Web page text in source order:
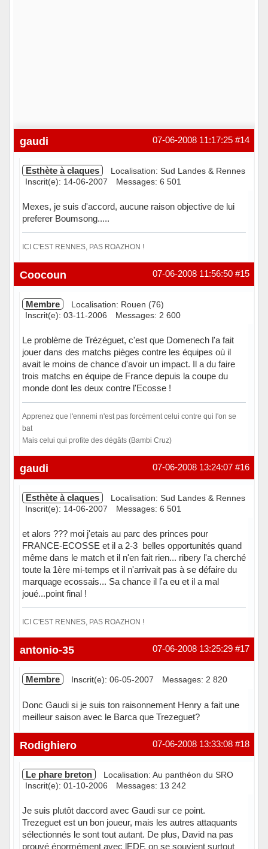
#14
07-06-2008 11:17:25
gaudi
Esthète à claques
Localisation: Sud Landes & Rennes
Inscrit(e): 14-06-2007
Messages: 6 501
Mexes, je suis d'accord, aucune raison objective de lui
preferer Boumsong.....
ICI C'EST RENNES, PAS ROAZHON !
Hors ligne #15
07-06-2008 11:56:50
Coocoun
Membre
Localisation: Rouen (76)
Inscrit(e): 03-11-2006
Messages: 2 600
Le problème de Trézéguet, c'est que Domenech l'a fait
jouer dans des matchs pièges contre les équipes où il
avait le moins de chance d'avoir un impact. Il a du faire
trois matchs en équipe de France depuis la coupe du
monde dont les deux contre l'Ecosse !
Apprenez que l'ennemi n'est pas forcément celui contre qui l'on se
bat
Mais celui qui profite des dégâts (Bambi Cruz)
Hors ligne #16
07-06-2008 13:24:07
gaudi
Esthète à claques
Localisation: Sud Landes & Rennes
Inscrit(e): 14-06-2007
Messages: 6 501
et alors ??? moi j'etais au parc des princes pour
FRANCE-ECOSSE et il a 2-3 belles opportunités quand
même dans le match et il n'en fait rien... ribery l'a cherché
toute la 1ère mi-temps et il n'arrivait pas à se défaire du
marquage ecossais... Sa chance il l'a eu et il a mal
joué...point final !
ICI C'EST RENNES, PAS ROAZHON !
Hors ligne #17
07-06-2008 13:25:29
antonio-35
Membre Inscrit(e): 06-05-2007 Messages: 2 820
Donc Gaudi si je suis ton raisonnement Henry a fait une
meilleur saison avec le Barca que Trezeguet?
Hors ligne #18
07-06-2008 13:33:08
Rodighiero
Le phare breton
Localisation: Au panthéon du SRO
Inscrit(e): 01-10-2006
Messages: 13 242
Je suis plutôt daccord avec Gaudi sur ce point.
Trezeguet est un bon joueur, mais les autres attaquants
sélectionnés le sont tout autant. De plus, David na pas
prouvé énormément avec lEDF, on se souvient surtout